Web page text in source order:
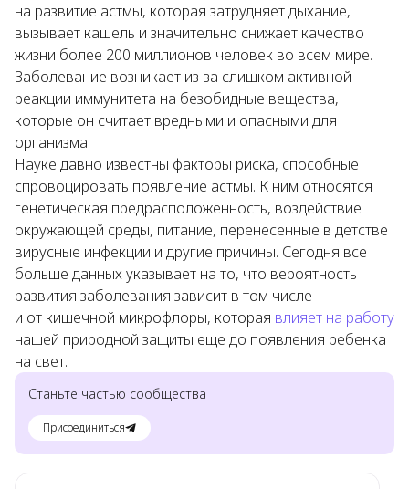
на развитие астмы, которая затрудняет дыхание,
вызывает кашель и значительно снижает качество
жизни более 200 миллионов человек во всем мире.
Заболевание возникает из-за слишком активной
реакции иммунитета на безобидные вещества,
которые он считает вредными и опасными для
организма.
Науке давно известны факторы риска, способные
спровоцировать появление астмы. К ним относятся
генетическая предрасположенность, воздействие
окружающей среды, питание, перенесенные в детстве
вирусные инфекции и другие причины. Сегодня все
больше данных указывает на то, что вероятность
развития заболевания зависит в том числе
и от кишечной микрофлоры, которая влияет на работу
нашей природной защиты еще до появления ребенка
на свет.
Станьте частью сообщества
Присоединиться